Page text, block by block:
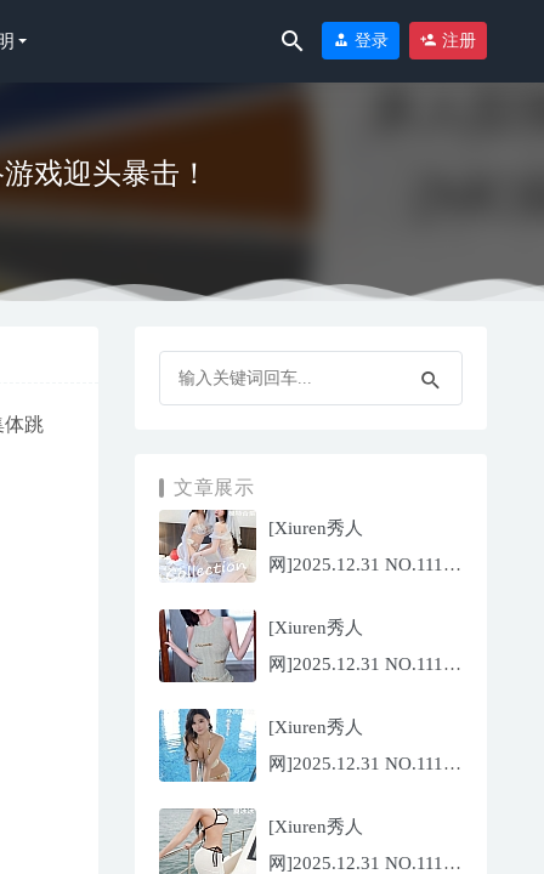
登录 注册
戏迎头暴击！
体跳
文章展示
[Xiuren秀人
网]2025.12.31 NO.11184
[82P/854.18MB]
[Xiuren秀人
网]2025.12.31 NO.11183
[Xiuren秀人
网]2025.12.31 NO.11182
[81P/959.10MB]
[Xiuren秀人
网]2025.12.31 NO.11180